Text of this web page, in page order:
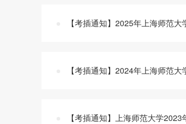
【考插通知】2025年上海师范
【考插通知】2024年上海师范
【考插通知】上海师范大学